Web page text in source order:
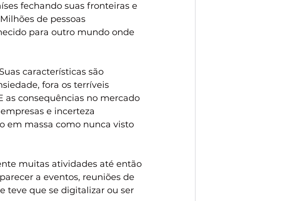
fechando suas fronteiras e
de pessoas
para outro mundo onde
características são
fora os terríveis
as consequências no mercado
e incerteza
em massa como nunca visto
muitas atividades até então
a eventos, reuniões de
teve que se digitalizar ou ser